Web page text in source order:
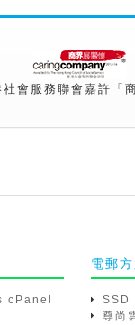
會服務聯會嘉許「
cPanel
電郵方
SSD
尊尚